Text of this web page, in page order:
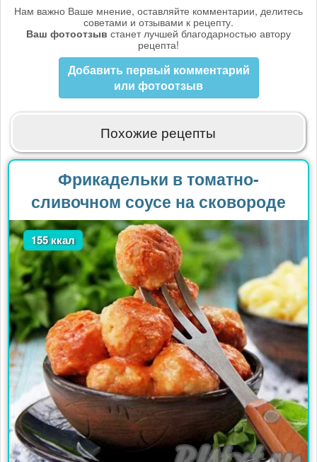
Нам важно Ваше мнение, оставляйте комментарии, делитесь
советами и отзывами к рецепту.
Ваш фотоотзыв станет лучшей благодарностью автору
рецепта!
Добавить первый комментарий
или фотоотзыв
Похожие рецепты
Фрикадельки в томатно-
сливочном соусе на сковороде
155 ккал